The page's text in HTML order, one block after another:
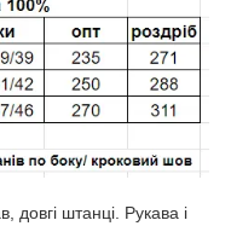
довгі штанці. Рукава і